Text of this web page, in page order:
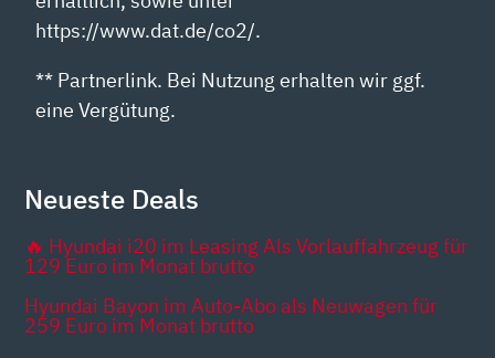
https://www.dat.de/co2/.
** Partnerlink. Bei Nutzung erhalten wir ggf.
eine Vergütung.
Neueste Deals
🔥 Hyundai i20 im Leasing Als Vorlauffahrzeug für
129 Euro im Monat brutto
Hyundai Bayon im Auto-Abo als Neuwagen für
259 Euro im Monat brutto